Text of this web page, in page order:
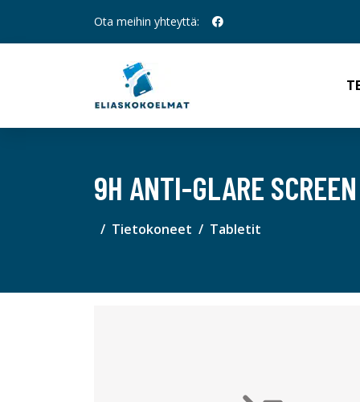
Ota meihin yhteyttä:
9H ANTI-GLARE
Tietokoneet Tabletit